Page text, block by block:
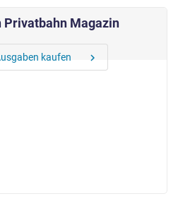
Privatbahn Magazin
kaufen chevron_right